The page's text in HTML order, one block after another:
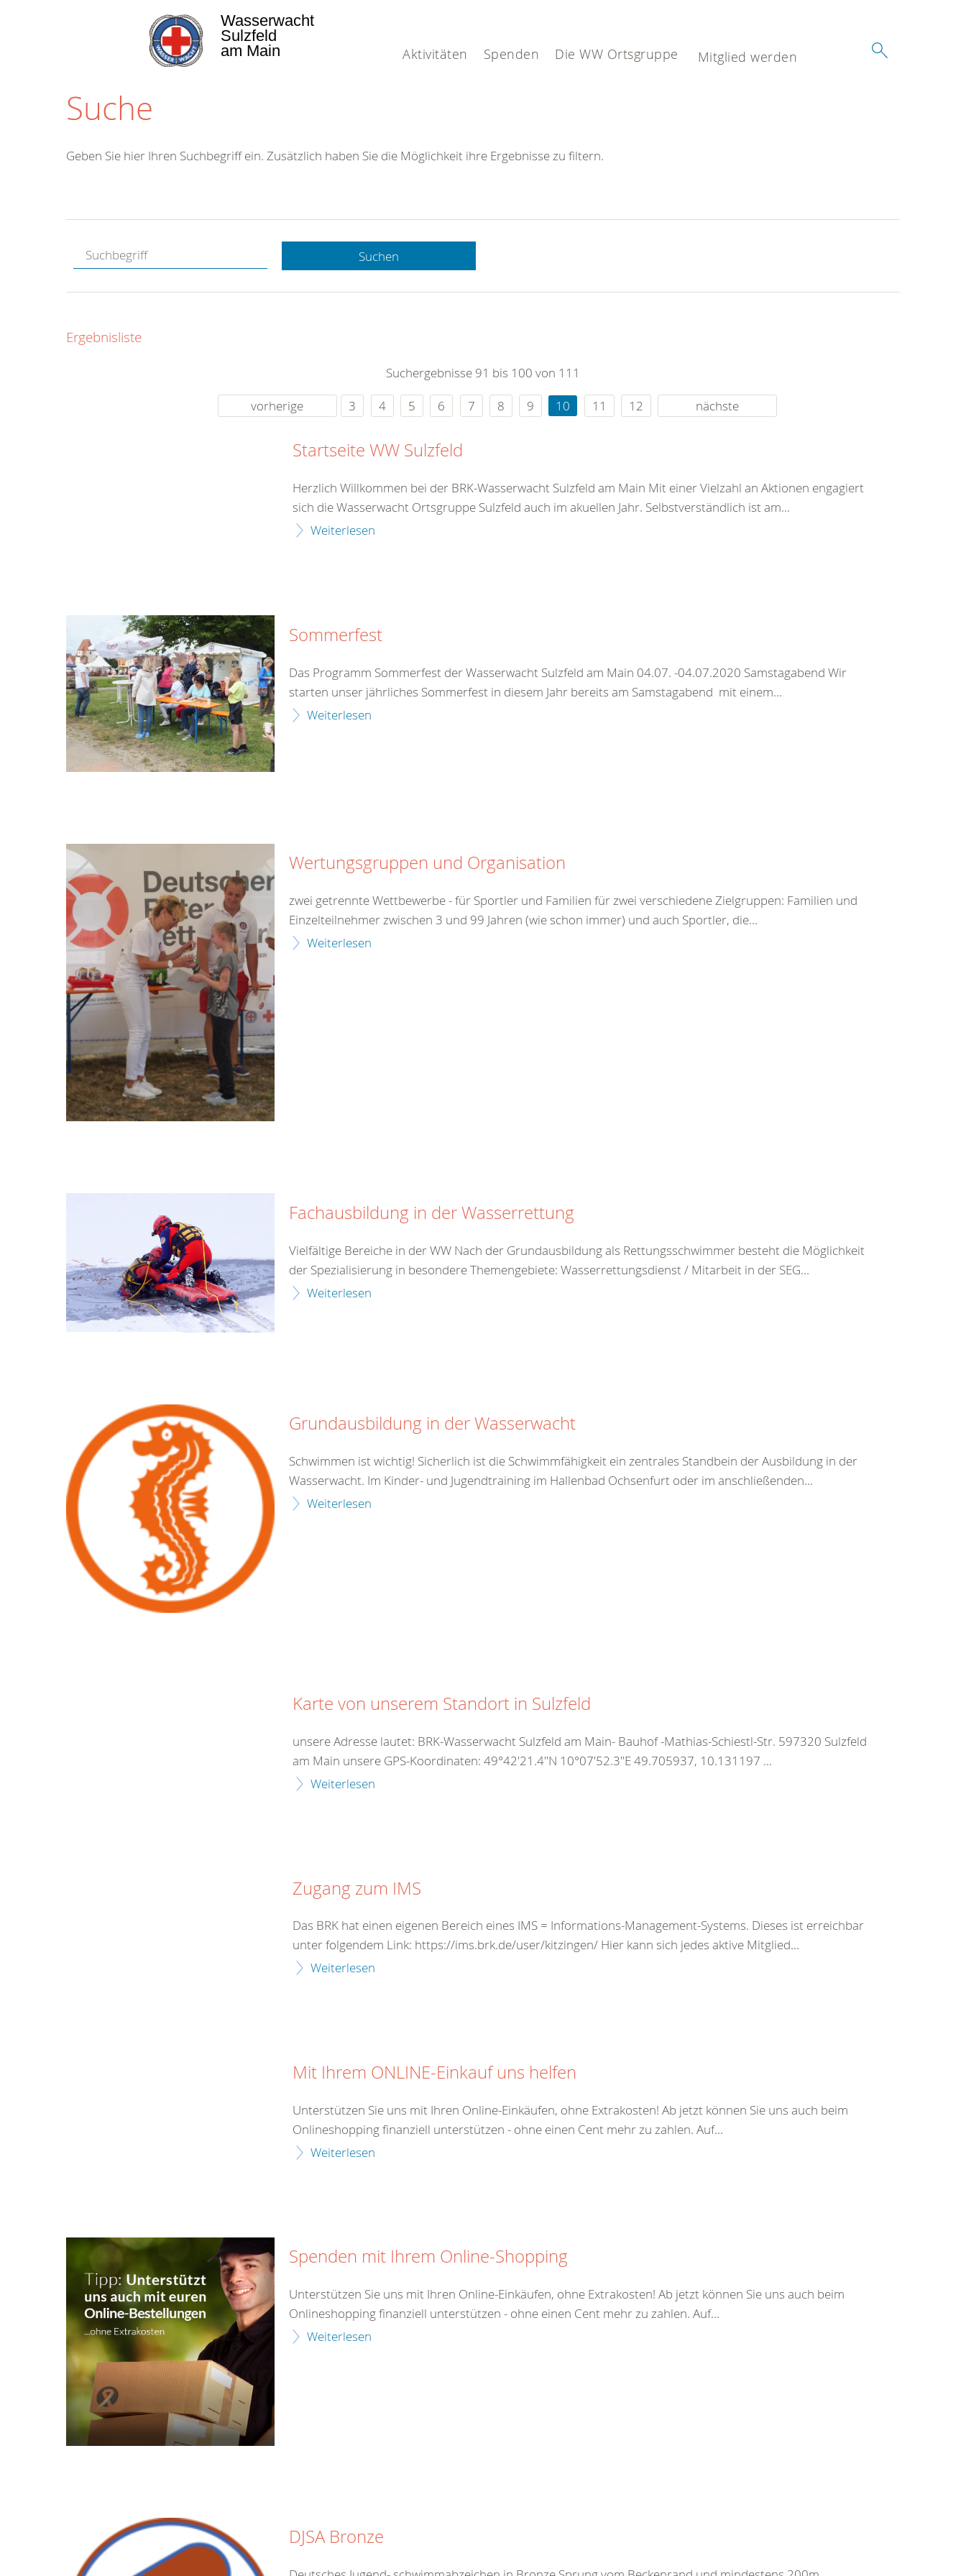
Aktivitäten Spenden Die WW Ortsgruppe Mitglied werden
Wasserwacht
Sulzfeld
am Main
Suche
Hotline.
gerne.
rund um die Uhr
Geben Sie hier Ihren Suchbegriff ein. Zusätzlich haben Sie die Möglichkeit ihre Ergebnisse zu filtern.
Suchen
Ergebnisliste
Suchergebnisse 91 bis 100 von 111
vorherige
3 4 5 6 7 8 9 10 11 12 nächste
Startseite WW Sulzfeld
Herzlich Willkommen bei der BRK-Wasserwacht Sulzfeld am Main Mit einer Vielzahl an Aktionen engagiert
sich die Wasserwacht Ortsgruppe Sulzfeld auch im akuellen Jahr. Selbstverständlich ist am...
Weiterlesen
Sommerfest
Das Programm Sommerfest der Wasserwacht Sulzfeld am Main 04.07. -04.07.2020 Samstagabend Wir
starten unser jährliches Sommerfest in diesem Jahr bereits am Samstagabend mit einem...
Weiterlesen
Wertungsgruppen und Organisation
zwei getrennte Wettbewerbe - für Sportler und Familien für zwei verschiedene Zielgruppen: Familien und
Einzelteilnehmer zwischen 3 und 99 Jahren (wie schon immer) und auch Sportler, die...
Weiterlesen
Fachausbildung in der Wasserrettung
Vielfältige Bereiche in der WW Nach der Grundausbildung als Rettungsschwimmer besteht die Möglichkeit
der Spezialisierung in besondere Themengebiete: Wasserrettungsdienst / Mitarbeit in der SEG...
Weiterlesen
Grundausbildung in der Wasserwacht
Schwimmen ist wichtig! Sicherlich ist die Schwimmfähigkeit ein zentrales Standbein der Ausbildung in der
Wasserwacht. Im Kinder- und Jugendtraining im Hallenbad Ochsenfurt oder im anschließenden...
Weiterlesen
Karte von unserem Standort in Sulzfeld
unsere Adresse lautet: BRK-Wasserwacht Sulzfeld am Main- Bauhof -Mathias-Schiestl-Str. 597320 Sulzfeld
am Main unsere GPS-Koordinaten: 49°42'21.4"N 10°07'52.3"E 49.705937, 10.131197 ...
Weiterlesen
Zugang zum IMS
Das BRK hat einen eigenen Bereich eines IMS = Informations-Management-Systems. Dieses ist erreichbar
unter folgendem Link: https://ims.brk.de/user/kitzingen/ Hier kann sich jedes aktive Mitglied...
Weiterlesen
Mit Ihrem ONLINE-Einkauf uns helfen
Unterstützen Sie uns mit Ihren Online-Einkäufen, ohne Extrakosten! Ab jetzt können Sie uns auch beim
Onlineshopping finanziell unterstützen - ohne einen Cent mehr zu zahlen. Auf...
Weiterlesen
Spenden mit Ihrem Online-Shopping
Unterstützen Sie uns mit Ihren Online-Einkäufen, ohne Extrakosten! Ab jetzt können Sie uns auch beim
Onlineshopping finanziell unterstützen - ohne einen Cent mehr zu zahlen. Auf...
Weiterlesen
DJSA Bronze